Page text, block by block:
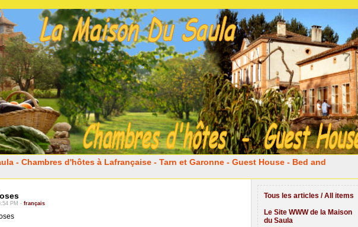
- Chambres d'hôtes à Lafrançaise - Tarn et Garonne - Guest House - Bed and
PM - français
Tous les articles / All items
Le Site WWW de la Maison
du Saula